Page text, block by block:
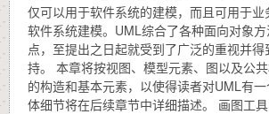
仅可以用于软件系统的建模，而且可用于
软件系统建模。UML综合了各种面向对象
点，至提出之日起就受到了广泛的重视并得
持。 本章将按视图、模型元素、图以及公
的构造和基本元素，以使得读者对UML有
体细节将在后续章节中详细描述。 画图工